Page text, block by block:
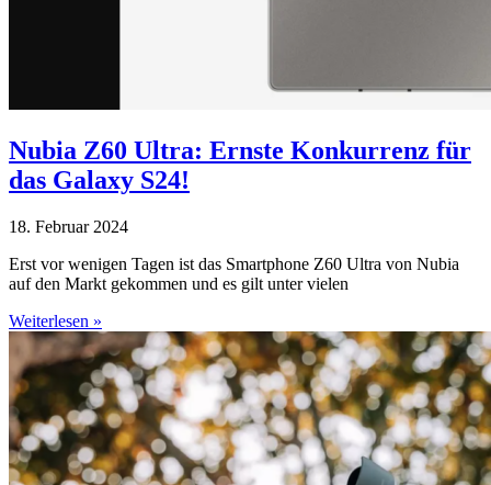
Nubia Z60 Ultra: Ernste Konkurrenz für
das Galaxy S24!
18. Februar 2024
Erst vor wenigen Tagen ist das Smartphone Z60 Ultra von Nubia
auf den Markt gekommen und es gilt unter vielen
Weiterlesen »